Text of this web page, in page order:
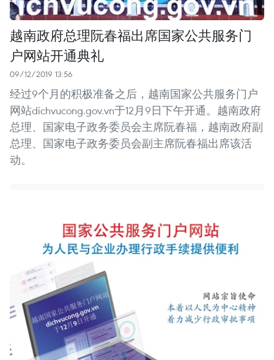
越南政府总理阮春福出席国家公共服务门
户网站开通典礼
09/12/2019 13:56
经过9个月的积极准备之后，越南国家公共服务门户
网站dichvucong.gov.vn于12月9日下午开通。越南政府
总理、国家电子政务委员会主席阮春福，越南政府副
总理、国家电子政务委员会副主席阮春福出席该活
动。